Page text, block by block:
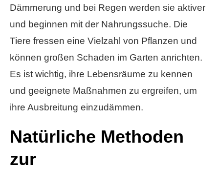
Dämmerung und bei Regen werden sie aktiver
und beginnen mit der Nahrungssuche. Die
Tiere fressen eine Vielzahl von Pflanzen und
können großen Schaden im Garten anrichten.
Es ist wichtig, ihre Lebensräume zu kennen
und geeignete Maßnahmen zu ergreifen, um
ihre Ausbreitung einzudämmen.
Natürliche Methoden
zur